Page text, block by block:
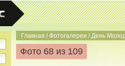
Главная /Фотогалереи / День
Фото 68 из 109